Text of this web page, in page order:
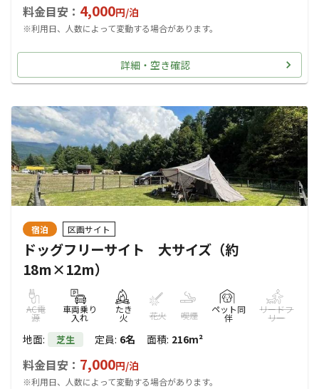
料金目安： 4,000円/泊
※利用日、人数によって変動する場合があります。
詳細・空き確認
宿泊 区画サイト
ドッグフリーサイト 大サイズ（約
18m×12m）
AC電
源
車両乗り
入れ
たき
火 花火 喫煙
ペット同
伴
リードフ
リー
地面: 芝生 定員: 6名 面積: 216m²
料金目安： 7,000円/泊
※利用日、人数によって変動する場合があります。